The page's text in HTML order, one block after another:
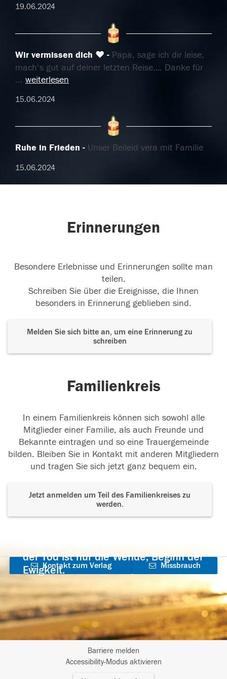
19.06.2024
Wir vermissen dich ♥️
Papa, sage ich dir leise,
mach‘s gut auf deiner letzten Reise…. Danke für
... weiterlesen
15.06.2024
Ruhe in Frieden Unser Beileid vera mit Familie
15.06.2024
Erinnerungen
Besondere Erlebnisse und Erinnerungen sollte man
teilen.
Schreiben Sie über die Ereignisse, die Ihnen
besonders in Erinnerung geblieben sind.
Melden Sie sich bitte an, um eine Erinnerung zu
schreiben
Familienkreis
In einem Familienkreis können sich sowohl alle
Mitglieder einer Familie, als auch Freunde und
Bekannte eintragen und so eine Trauergemeinde
bilden. Bleiben Sie in Kontakt mit anderen Mitgliedern
und tragen Sie sich jetzt ganz bequem ein.
Jetzt anmelden um Teil des Familienkreises zu
werden.
der Tod ist nur die Wende, Beginn der
Ewigkeit.
Kontakt zum Verlag
aufnehmen
Missbrauch
Barriere melden
Accessibility-Modus aktivieren